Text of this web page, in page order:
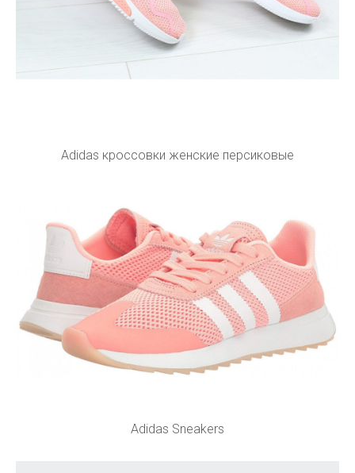
Adidas кроссовки женские персиковые
Adidas Sneakers